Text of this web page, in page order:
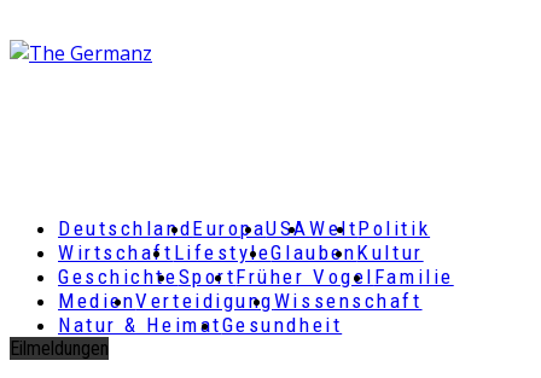
DeutschlandEuropaUSAWeltPolitik
Wirtschaft LifestyleGlaubenKultur
GeschichteSportFrüher Vogel Familie
MedienVerteidigungWissenschaft
Natur & HeimatGesundheit
Eilmeldungen